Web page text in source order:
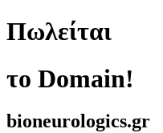
Πωλείται
το Domain!
bioneurologics.gr